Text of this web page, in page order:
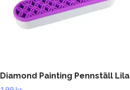
Diamond Painting Pennställ Lila